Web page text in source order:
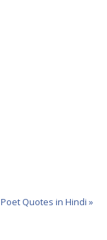
Poet Quotes in Hindi »